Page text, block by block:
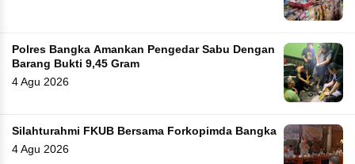
Polres Bangka Amankan Pengedar Sabu Dengan
Barang Bukti 9,45 Gram
4 Agu 2026
Silahturahmi FKUB Bersama Forkopimda Bangka
4 Agu 2026